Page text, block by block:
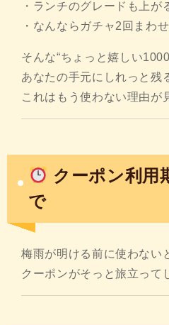
・ランチのグレードも上が
・なんならガチャ2回まわ
そんな“ちょっと嬉しい1000
あなたの手元にしれっと残
これはもう使わない理由が
クーポン利用
で
梅雨が明ける前に使わない
クーポンがそっと旅立って